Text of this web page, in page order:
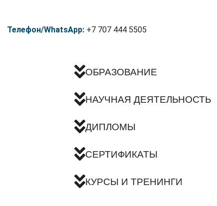
Телефон/WhatsApp: +7 707 444 5505
ОБРАЗОВАНИЕ
НАУЧНАЯ ДЕЯТЕЛЬНОСТЬ
ДИПЛОМЫ
СЕРТИФИКАТЫ
КУРСЫ И ТРЕНИНГИ